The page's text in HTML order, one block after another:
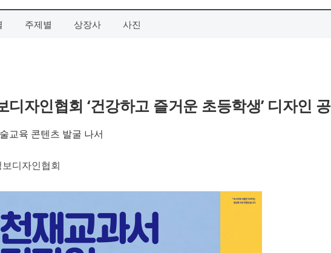
주제별 상장사 사진
디자인협회 ‘건강하고 즐거운 초등학생’ 디자인
교육 콘텐츠 발굴 나서
디자인협회